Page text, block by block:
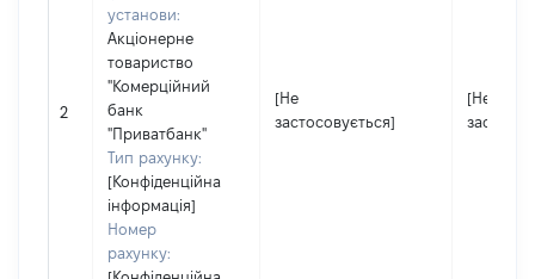
2
установи:
Акціонерне
товариство
"Комерційний
банк
"Приватбанк"
Тип рахунку:
[Конфіденційна
інформація]
Номер
рахунку:
[Не
застосовується]
[Не